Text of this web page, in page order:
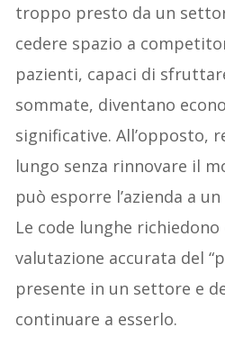
troppo presto da un
cedere spazio a
pazienti, capaci di
sommate, diventano
significative. All’opposto,
lungo senza rinnovare il
può esporre l’azienda a
Le code lunghe
valutazione accurata del
presente in un settore e
continuare a esserlo.